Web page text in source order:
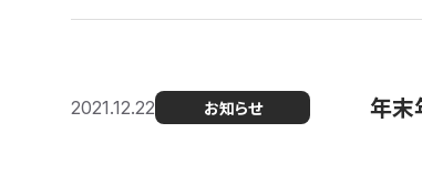
2021.12.22 お知らせ 年末